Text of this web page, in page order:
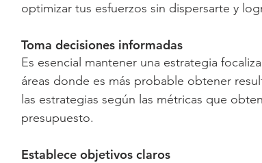
optimizar tus esfuerzos sin dispersarte y
Toma decisiones informadas
Es esencial mantener una estrategia
áreas donde es más probable obtener
las estrategias según las métricas que
presupuesto.
Establece objetivos claros